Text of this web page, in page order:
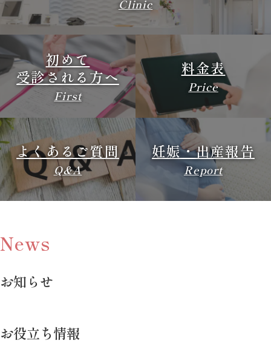
Clinic
初めて
受診される方へ
First
料金表
Price
よくあるご質問
Q&A
妊娠・出産報告
Report
News
お知らせ
お役立ち情報